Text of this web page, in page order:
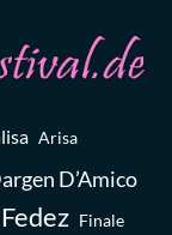
Arisa
D’Amico
Fedez Finale